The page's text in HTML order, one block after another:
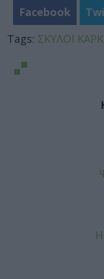
Facebook
Tags: ΣΚΥΛΟΙ